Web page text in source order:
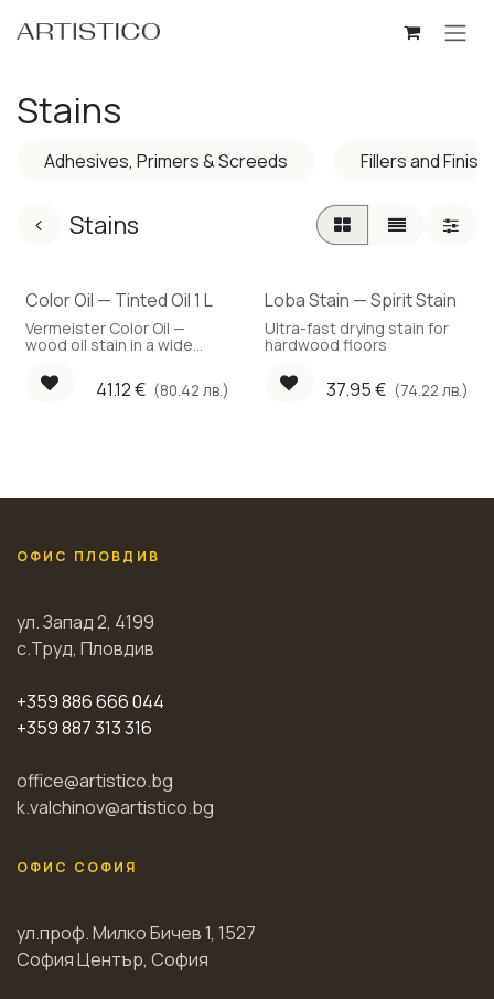
Stains
Adhesives, Primers & Screeds Fillers and
Stains
Color Oil — Tinted Oil 1 L
Vermeister Color Oil —
wood oil stain in a wide
41.12€ (80.42 лв.)
New!
Loba Stain — Spirit Stain
Ultra-fast drying stain for
hardwood floors
37.95€ (74.22 лв.)
ОФИС ПЛОВДИВ
ул. Запад 2, 4199
с.Труд, Пловдив
+359 886 666 044
+359 887 313 316
office@artistico.bg
k.valchinov@artistico.bg
ОФИС СОФИЯ
ул.проф. Милко Бичев 1, 1527
София Център, София